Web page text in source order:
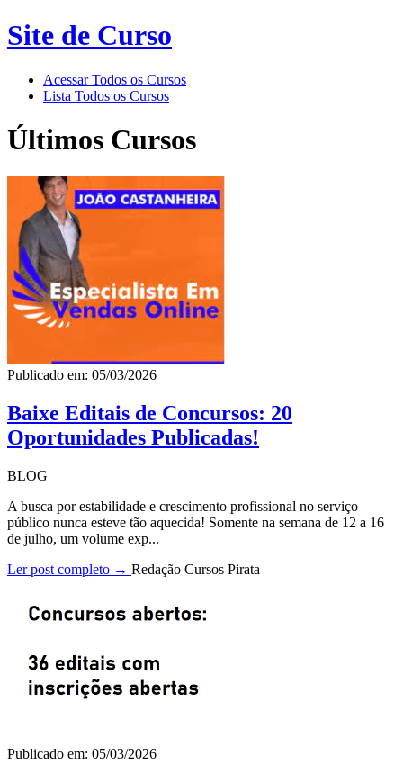
Site de Curso
Acessar Todos os Cursos
Lista Todos os Cursos
Últimos Cursos
Publicado em: 05/03/2026
Baixe Editais de Concursos: 20
Oportunidades Publicadas!
BLOG
A busca por estabilidade e crescimento profissional no serviço
público nunca esteve tão aquecida! Somente na semana de 12 a 16
de julho, um volume exp...
Ler post completo → Redação Cursos Pirata
Publicado em: 05/03/2026